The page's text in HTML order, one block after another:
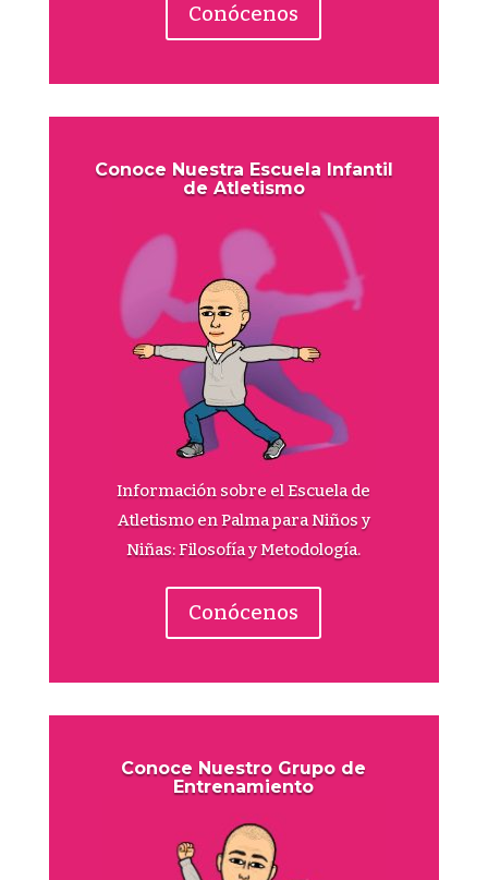
Conócenos
Conoce Nuestra Escuela Infantil
de Atletismo
Información sobre el Escuela de
Atletismo en Palma para Niños y
Niñas: Filosofía y Metodología.
Conócenos
Conoce Nuestro Grupo de
Entrenamiento